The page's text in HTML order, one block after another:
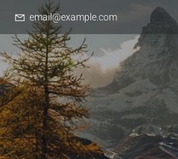
email@example.com